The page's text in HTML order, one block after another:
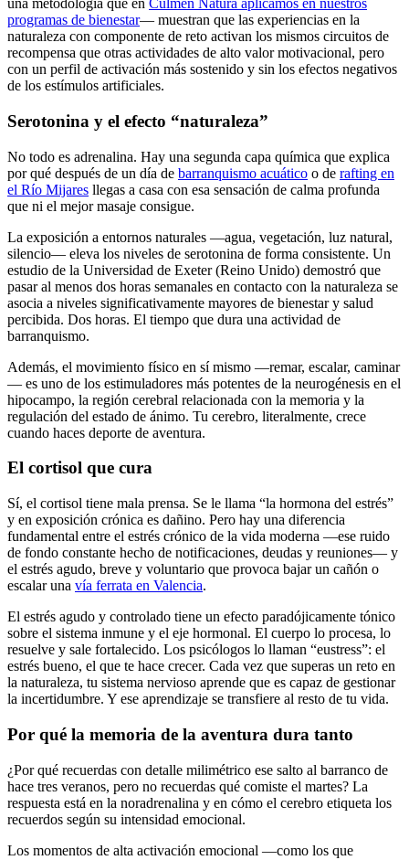
una metodología que en Culmen Natura aplicamos en nuestros
programas de bienestar— muestran que las experiencias en la
naturaleza con componente de reto activan los mismos circuitos de
recompensa que otras actividades de alto valor motivacional, pero
con un perfil de activación más sostenido y sin los efectos negativos
de los estímulos artificiales.
Serotonina y el efecto “naturaleza”
No todo es adrenalina. Hay una segunda capa química que explica
por qué después de un día de barranquismo acuático o de rafting en
el Río Mijares llegas a casa con esa sensación de calma profunda
que ni el mejor masaje consigue.
La exposición a entornos naturales —agua, vegetación, luz natural,
silencio— eleva los niveles de serotonina de forma consistente. Un
estudio de la Universidad de Exeter (Reino Unido) demostró que
pasar al menos dos horas semanales en contacto con la naturaleza se
asocia a niveles significativamente mayores de bienestar y salud
percibida. Dos horas. El tiempo que dura una actividad de
barranquismo.
Además, el movimiento físico en sí mismo —remar, escalar, caminar
— es uno de los estimuladores más potentes de la neurogénesis en el
hipocampo, la región cerebral relacionada con la memoria y la
regulación del estado de ánimo. Tu cerebro, literalmente, crece
cuando haces deporte de aventura.
El cortisol que cura
Sí, el cortisol tiene mala prensa. Se le llama “la hormona del estrés”
y en exposición crónica es dañino. Pero hay una diferencia
fundamental entre el estrés crónico de la vida moderna —ese ruido
de fondo constante hecho de notificaciones, deudas y reuniones— y
el estrés agudo, breve y voluntario que provoca bajar un cañón o
escalar una vía ferrata en Valencia.
El estrés agudo y controlado tiene un efecto paradójicamente tónico
sobre el sistema inmune y el eje hormonal. El cuerpo lo procesa, lo
resuelve y sale fortalecido. Los psicólogos lo llaman “eustress”: el
estrés bueno, el que te hace crecer. Cada vez que superas un reto en
la naturaleza, tu sistema nervioso aprende que es capaz de gestionar
la incertidumbre. Y ese aprendizaje se transfiere al resto de tu vida.
Por qué la memoria de la aventura dura tanto
¿Por qué recuerdas con detalle milimétrico ese salto al barranco de
hace tres veranos, pero no recuerdas qué comiste el martes? La
respuesta está en la noradrenalina y en cómo el cerebro etiqueta los
recuerdos según su intensidad emocional.
Los momentos de alta activación emocional —como los que